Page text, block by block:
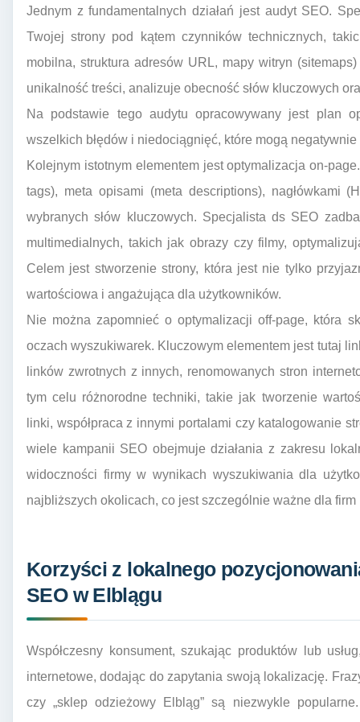
Jednym z fundamentalnych działań jest audyt SEO.
Twojej strony pod kątem czynników technicznych,
mobilna, struktura adresów URL, mapy witryn
unikalność treści, analizuje obecność słów kluczowych
Na podstawie tego audytu opracowywany jest plan
wszelkich błędów i niedociągnięć, które mogą
Kolejnym istotnym elementem jest optymalizacja on-
tags), meta opisami (meta descriptions), nagłówkami
wybranych słów kluczowych. Specjalista ds SEO
multimedialnych, takich jak obrazy czy filmy,
Celem jest stworzenie strony, która jest nie tylko
wartościowa i angażująca dla użytkowników.
Nie można zapomnieć o optymalizacji off-page, która
oczach wyszukiwarek. Kluczowym elementem jest tutaj
linków zwrotnych z innych, renomowanych stron
tym celu różnorodne techniki, takie jak tworzenie
linki, współpraca z innymi portalami czy katalogowanie
wiele kampanii SEO obejmuje działania z zakresu
widoczności firmy w wynikach wyszukiwania dla
najbliższych okolicach, co jest szczególnie ważne dla firm
Korzyści z lokalnego
SEO w Elblągu
Współczesny konsument, szukając produktów lub
internetowe, dodając do zapytania swoją lokalizację.
czy „sklep odzieżowy Elbląg” są niezwykle